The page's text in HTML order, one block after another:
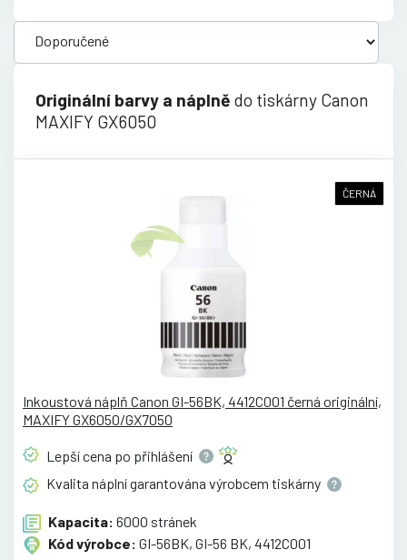
Originální barvy a náplně do tiskárny Canon
MAXIFY GX6050
ČERNÁ
Inkoustová náplň Canon GI-56BK, 4412C001 černá originální,
MAXIFY GX6050/GX7050
Lepší cena po přihlášení
Kvalita náplní garantována výrobcem tiskárny
Kapacita: 6000 stránek
Kód výrobce: GI-56BK, GI-56 BK, 4412C001